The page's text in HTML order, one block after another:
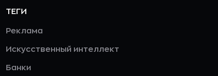
ТЕГИ
Реклама
Искусственный интеллект
Банки